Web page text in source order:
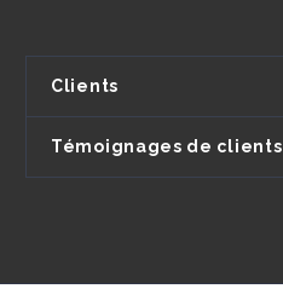
Clients
Témoignages de clients